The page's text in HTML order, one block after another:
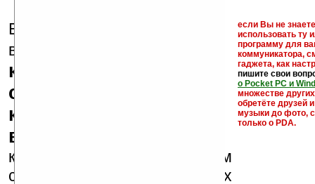
Еще раз обращаем
внимание, что
кряки - лекарства,
серийные номера,
ключи и ссылки на
варезные сайты
если Вы не
использовать ту
программу для
коммуникатора,
гаджета, как
пишите свои
о Pocket PC и
множестве
обретёте друзей
музыки до фото,
только о PDA.
к публикации на нашем
сайте в комментариях